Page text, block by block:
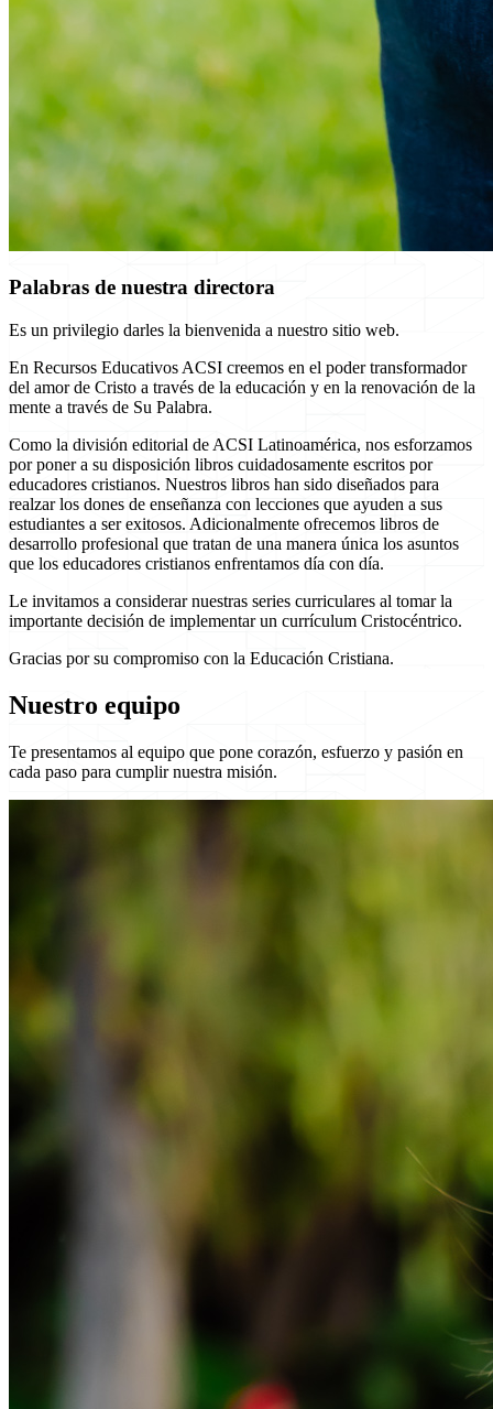
Palabras de nuestra directora
Es un privilegio darles la bienvenida a nuestro sitio web.
En Recursos Educativos ACSI creemos en el poder transformador
del amor de Cristo a través de la educación y en la renovación de la
mente a través de Su Palabra.
Como la división editorial de ACSI Latinoamérica, nos esforzamos
por poner a su disposición libros cuidadosamente escritos por
educadores cristianos. Nuestros libros han sido diseñados para
realzar los dones de enseñanza con lecciones que ayuden a sus
estudiantes a ser exitosos. Adicionalmente ofrecemos libros de
desarrollo profesional que tratan de una manera única los asuntos
que los educadores cristianos enfrentamos día con día.
Le invitamos a considerar nuestras series curriculares al tomar la
importante decisión de implementar un currículum Cristocéntrico.
Gracias por su compromiso con la Educación Cristiana.
Nuestro equipo
Te presentamos al equipo que pone corazón, esfuerzo y pasión en
cada paso para cumplir nuestra misión.